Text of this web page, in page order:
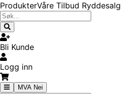
ProdukterVåre Tilbud Ryddesalg
Bli Kunde
Logg inn
MVA Nei